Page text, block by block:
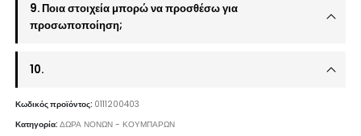
9. Ποια στοιχεία μπορώ να προσθέσω για
προσωποποίηση;
10.
Κωδικός προϊόντος: 0111200403
Κατηγορία:ΔΩΡΑ ΝΟΝΩΝ - ΚΟΥΜΠΑΡΩΝ